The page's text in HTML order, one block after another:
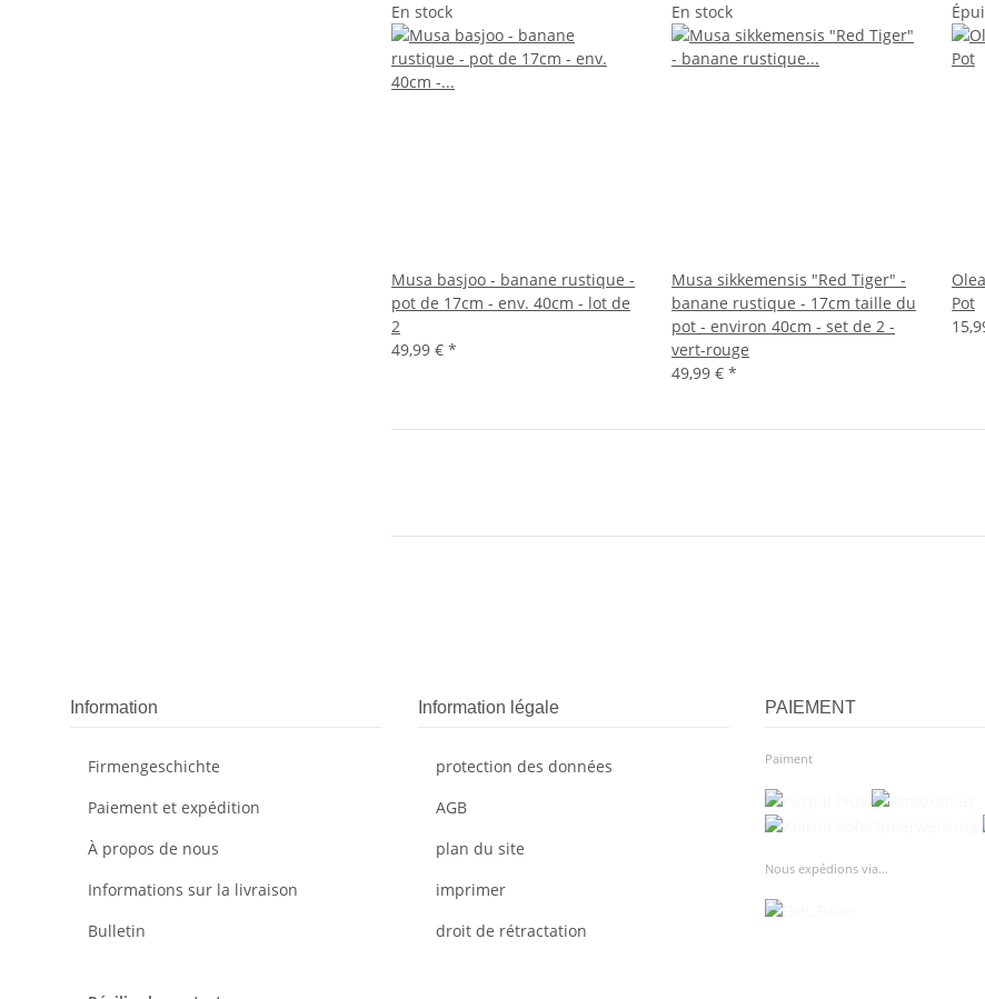
En stock
Musa basjoo - banane rustique -
pot de 17cm - env. 40cm - lot de
2
49,99 € *
En stock
Musa sikkemensis "Red Tiger" -
banane rustique - 17cm taille du
pot - environ 40cm - set de 2 -
vert-rouge
49,99 € *
Pot
Information
Firmengeschichte
Paiement et expédition
À propos de nous
Informations sur la livraison
Bulletin
Information légale
protection des données
AGB
plan du site
imprimer
droit de rétractation
PAIEMENT
Paiment
Nous expédions via...